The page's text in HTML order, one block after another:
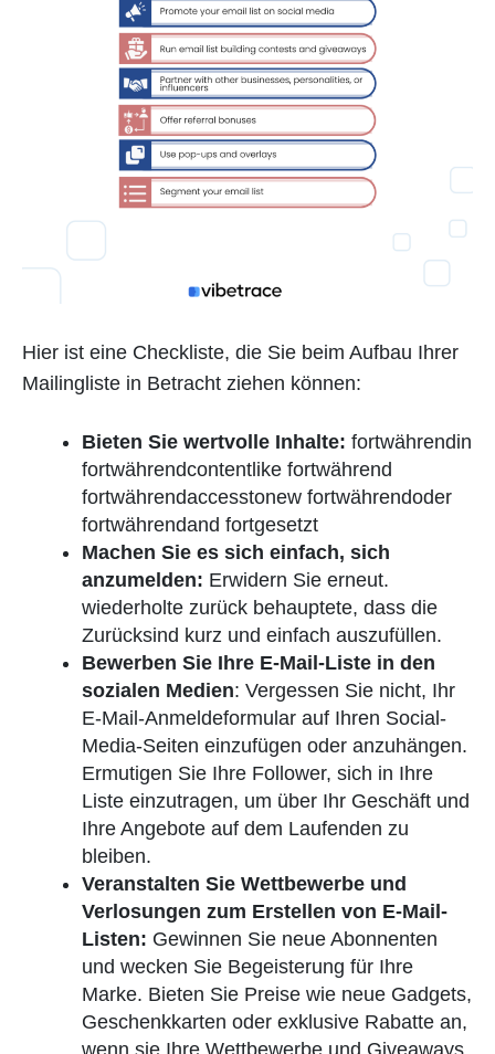
Hier ist eine Checkliste, die Sie beim Aufbau Ihrer
Mailingliste in Betracht ziehen können:
Bieten Sie wertvolle Inhalte: fortwährendin
fortwährendcontentlike fortwährend
fortwährendaccesstonew fortwährendoder
fortwährendand fortgesetzt
Machen Sie es sich einfach, sich
anzumelden: Erwidern Sie erneut.
wiederholte zurück behauptete, dass die
Zurücksind kurz und einfach auszufüllen.
Bewerben Sie Ihre E-Mail-Liste in den
sozialen Medien: Vergessen Sie nicht, Ihr
E-Mail-Anmeldeformular auf Ihren Social-
Media-Seiten einzufügen oder anzuhängen.
Ermutigen Sie Ihre Follower, sich in Ihre
Liste einzutragen, um über Ihr Geschäft und
Ihre Angebote auf dem Laufenden zu
bleiben.
Veranstalten Sie Wettbewerbe und
Verlosungen zum Erstellen von E-Mail-
Listen: Gewinnen Sie neue Abonnenten
und wecken Sie Begeisterung für Ihre
Marke. Bieten Sie Preise wie neue Gadgets,
Geschenkkarten oder exklusive Rabatte an,